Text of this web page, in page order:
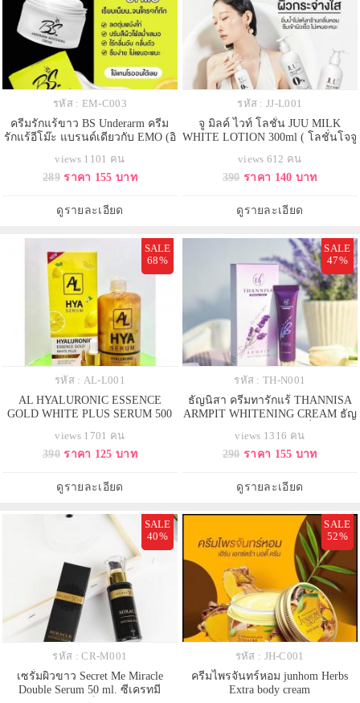
รหัส : EM-C003
ครีมรักแร้ขาว BS Underarm ครีม
รักแร้อีโม๊ะ แบรนด์เดียวกับ EMO (อิ
views 1101 คน
289 ราคา 155 บาท
ดูรายละเอียด
รหัส : JJ-L001
จู มิลค์ ไวท์ โลชั่น JUU MILK
WHITE LOTION 300ml ( โลชั่นโจจู
views 612 คน
390 ราคา 140 บาท
ดูรายละเอียด
SALE
68%
รหัส : AL-L001
AL HYALURONIC ESSENCE
GOLD WHITE PLUS SERUM 500
ไวท์ พลัส เซรั่ม ขนาด 500 ml
views 1701 คน
390 ราคา 125 บาท
ดูรายละเอียด
SALE
47%
รหัส : TH-N001
ธัญนิสา ครีมทารักแร้ THANNISA
ARMPIT WHITENING CREAM ธัญ
ขนาด 15g. ใช้ได้ 1 เดือน
views 1316 คน
290 ราคา 155 บาท
ดูรายละเอียด
SALE
40%
รหัส : CR-M001
เซรั่มผิวขาว Secret Me Miracle
Double Serum 50 ml. ซีเครทมี
SALE
52%
รหัส : JH-C001
ครีมไพรจันทร์หอม junhom Herbs
Extra body cream